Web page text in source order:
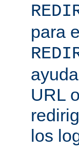
para
URL
los